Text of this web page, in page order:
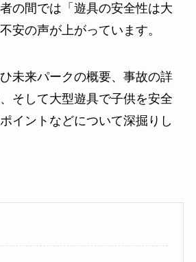
の間では「遊具の安全性は大
安の声が上がっています。
未来パークの概要、事故の詳
そして大型遊具で子供を安全
イントなどについて深掘りし